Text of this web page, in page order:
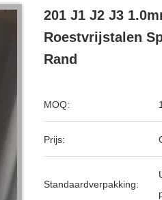
201 J1 J2 J3
Roestvrijstalen
Rand
MOQ:
Prijs:
Standaardverpakking: